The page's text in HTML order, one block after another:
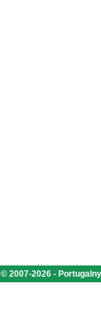
© 2007-2026 -